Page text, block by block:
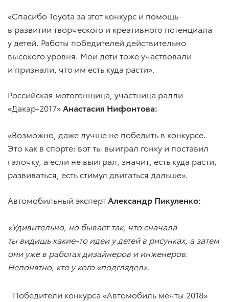
«Спасибо Toyota за этот конкурс и помощь
в развитии творческого и креативного потенциала
у детей. Работы победителей действительно
высокого уровня. Мои дети тоже участвовали
и признали, что им есть куда расти».
Российская мотогонщица, участница ралли
«Дакар-2017»Анастасия Нифонтова:
«Возможно, даже лучше не победить в конкурсе.
Это как в спорте: вот ты выиграл гонку и поставил
галочку, а если не выиграл, значит, есть куда расти,
развиваться, есть стимул двигаться дальше».
Автомобильный экспертАлександр Пикуленко:
«Удивительно, но бывает так, что сначала
ты видишь какие-то идеи у детей в рисунках, а затем
они уже в работах дизайнеров и инженеров.
Непонятно, кто у кого «подглядел».
Победители конкурса «Автомобиль мечты 2018»